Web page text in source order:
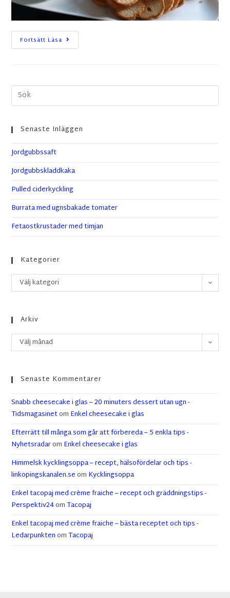
Fortsätt Läsa
Senaste Inläggen
Jordgubbssaft
Jordgubbskladdkaka
Pulled ciderkyckling
Burrata med ugnsbakade tomater
Fetaostkrustader med timjan
Kategorier
Välj kategori
Arkiv
Välj månad
Senaste Kommentarer
Snabb cheesecake i glas – 20 minuters dessert utan ugn -
Tidsmagasinetom Enkel cheesecake i glas
Efterrätt till många som går att förbereda – 5 enkla tips -
Nyhetsradarom Enkel cheesecake i glas
Himmelsk kycklingsoppa – recept, hälsofördelar och tips -
linkopingskanalen.seom Kycklingsoppa
Enkel tacopaj med crème fraiche – recept och gräddningstips -
Perspektiv24omTacopaj
Enkel tacopaj med crème fraiche – bästa receptet och tips -
LedarpunktenomTacopaj